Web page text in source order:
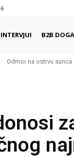
INTERVJUI B2B
Odmor na ostrvu